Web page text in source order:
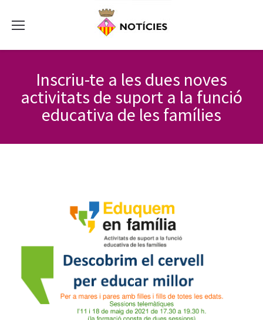
Inscriu-te a les dues noves
activitats de suport a la funció
educativa de les famílies